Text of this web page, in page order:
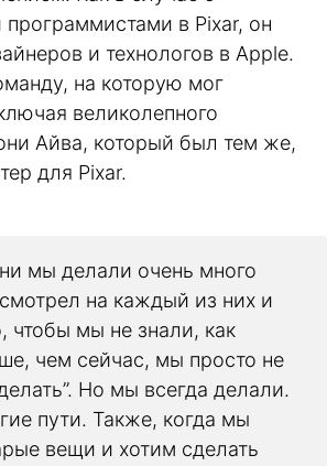
в Pixar, он
и технологов в Apple.
на которую мог
великолепного
Айва, который был тем же,
для Pixar.
мы делали очень много
на каждый из них и
чтобы мы не знали, как
чем сейчас, мы просто не
Но мы всегда делали.
пути. Также, когда мы
вещи и хотим сделать